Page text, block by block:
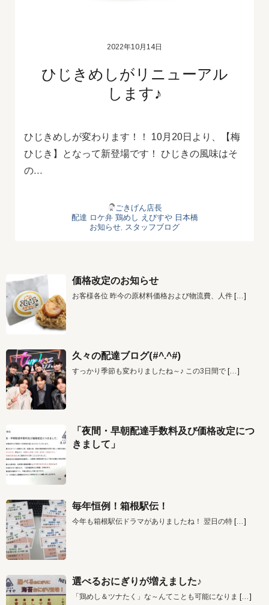
2022年10月14日
ひじきめしがリニューアル
します♪
ひじきめしが変わります！！ 10月20日より、【梅
ひじき】となって新登場です！ ひじきの風味はそ
の…
ごきげん店長
配達 ロケ弁 鶏めし えびすや 日本橋
お知らせ, スタッフブログ
価格改定のお知らせ
お客様各位 昨今の原材料価格および物流費、人件 […]
久々の配達ブログ(#^.^#)
すっかり季節も変わりましたね～♪ この3日間で […]
「夜間・早朝配達手数料及び価格改定につ
きまして」
毎年恒例！箱根駅伝！
今年も箱根駅伝ドラマがありましたね！ 翌日の特 […]
選べるおにぎりが増えました♪
「鶏めし＆ツナたく」な～んてことも可能になりま […]